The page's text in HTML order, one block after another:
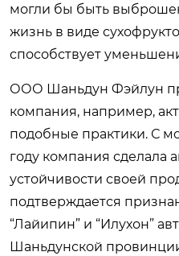
могли бы быть
жизнь в виде
способствует
ООО Шаньдун Фэйлун
компания, например,
подобные практики. С
году компания сделала
устойчивости своей
подтверждается
“Лайипин” и “Илухон”
Шаньдунской